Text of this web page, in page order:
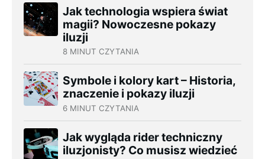
Jak technologia wspiera świat
magii? Nowoczesne pokazy
iluzji
8 MINUT CZYTANIA
Symbole i kolory kart – Historia,
znaczenie i pokazy iluzji
6 MINUT CZYTANIA
Jak wygląda rider techniczny
iluzjonisty? Co musisz wiedzieć